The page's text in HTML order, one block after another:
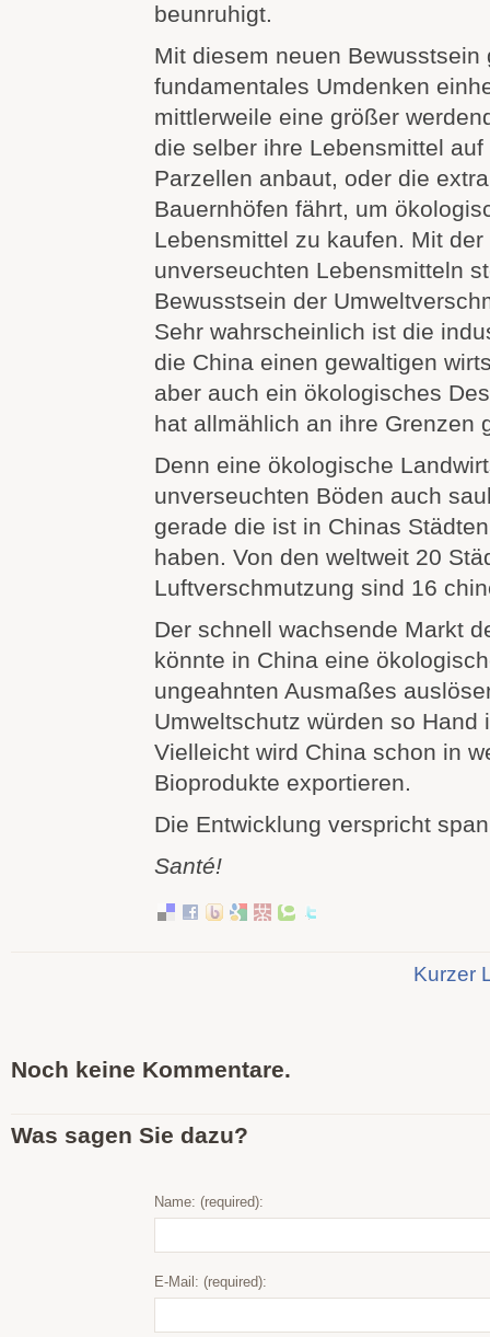
beunruhigt.
Mit diesem neuen Bewusstsein
fundamentales Umdenken
mittlerweile eine größer
die selber ihre Lebensmittel
Parzellen anbaut, oder die
Bauernhöfen fährt, um
Lebensmittel zu kaufen. Mit
unverseuchten Lebensmitteln
Bewusstsein der
Sehr wahrscheinlich ist die
die China einen gewaltigen
aber auch ein ökologisches
hat allmählich an ihre Grenzen
Denn eine ökologische
unverseuchten Böden auch
gerade die ist in Chinas
haben. Von den weltweit 20
Luftverschmutzung sind 16
Der schnell wachsende Markt
könnte in China eine
ungeahnten Ausmaßes
Umweltschutz würden so Hand
Vielleicht wird China schon in
Bioprodukte exportieren.
Die Entwicklung verspricht
Santé!
Kurzer
Noch keine Kommentare.
Was sagen Sie dazu?
Name: (required):
E-Mail: (required):